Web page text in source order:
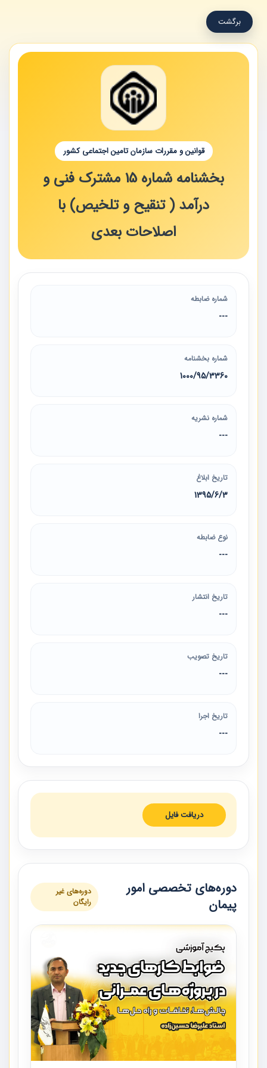
برگشت
قوانین و مقررات سازمان تامین اجتماعی کشور
بخشنامه شماره 15 مشترک فنی و
درآمد ( تنقیح و تلخیص) با
اصلاحات بعدی
شماره ضابطه
---
شماره بخشنامه
1000/95/3360
شماره نشریه
---
تاریخ ابلاغ
1395/6/3
نوع ضابطه
---
تاریخ انتشار
---
تاریخ تصویب
---
تاریخ اجرا
---
دریافت فایل
دوره‌های تخصصی امور
پیمان
دوره‌های غیر
رایگان